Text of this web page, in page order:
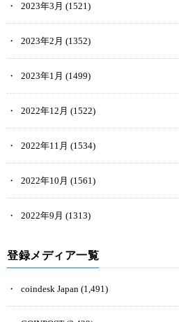
2023年3月 (1521)
2023年2月 (1352)
2023年1月 (1499)
2022年12月 (1522)
2022年11月 (1534)
2022年10月 (1561)
2022年9月 (1313)
登録メディア一覧
coindesk Japan (1,491)